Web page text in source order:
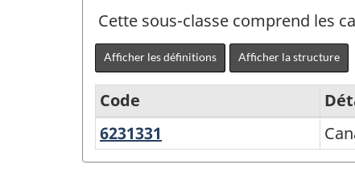
Cette sous-classe comprend les
Afficher les définitions Afficher la structure
Système
de
Code
6231331
et